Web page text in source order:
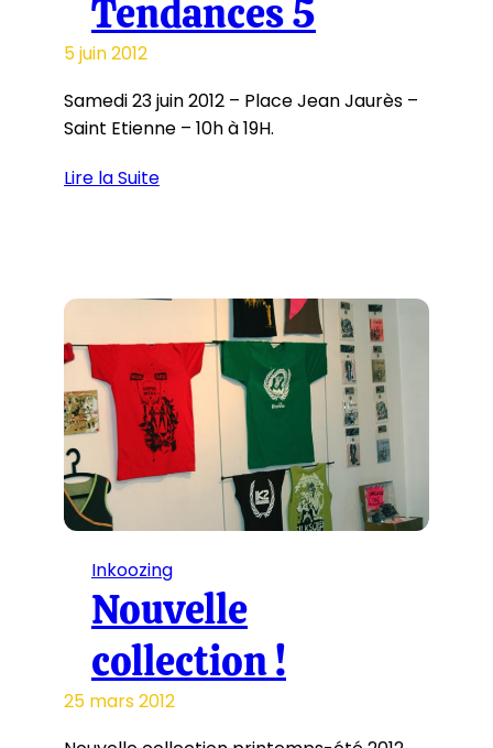
Tendances 5
5 juin 2012
Samedi 23 juin 2012 – Place Jean Jaurès –
Saint Etienne – 10h à 19H.
Lire la Suite
Inkoozing
Nouvelle
collection !
25 mars 2012